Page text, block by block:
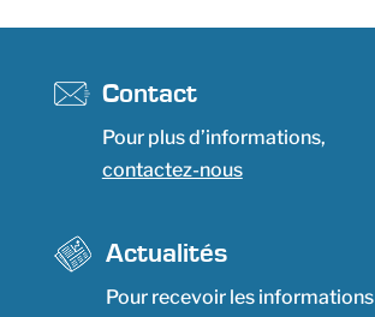
Contact
Pour plus d’informations,
contactez-nous
Actualités
Pour recevoir les informations